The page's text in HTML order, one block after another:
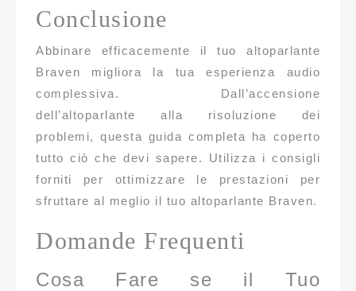
Conclusione
Abbinare efficacemente il tuo altoparlante
Braven migliora la tua esperienza audio
complessiva. Dall’accensione
dell’altoparlante alla risoluzione dei
problemi, questa guida completa ha coperto
tutto ciò che devi sapere. Utilizza i consigli
forniti per ottimizzare le prestazioni per
sfruttare al meglio il tuo altoparlante Braven.
Domande Frequenti
Cosa Fare se il Tuo